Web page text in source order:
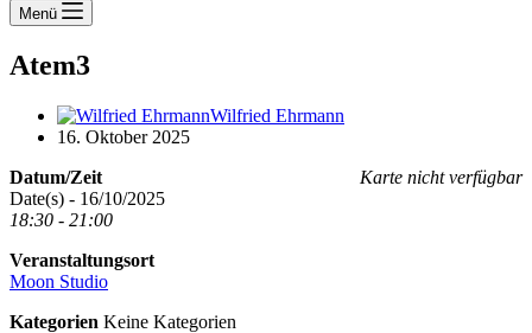
Menü
Atem3
Wilfried Ehrmann
16. Oktober 2025
Karte nicht verfügbar
Datum/Zeit
Date(s) - 16/10/2025
18:30 - 21:00
Veranstaltungsort
Moon Studio
Kategorien Keine Kategorien